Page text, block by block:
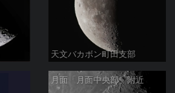
天文バカボン町田支部
月面「月面中央部」附近